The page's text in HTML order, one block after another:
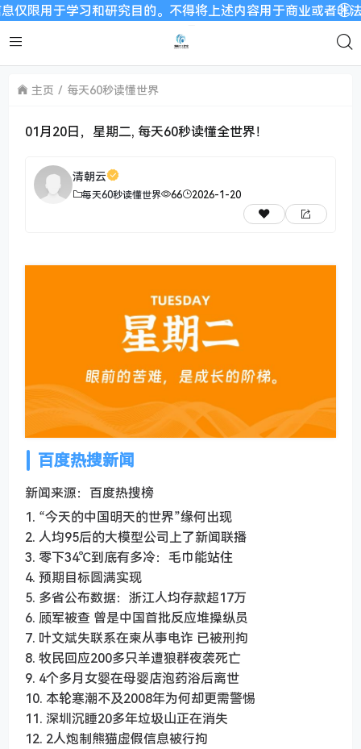
于学习和研究目的。不得将上述内容用于商业或者非法
主页 每天60秒读懂世界
01月20日，星期二, 每天60秒读懂全世界！
清朝云
每天60秒读懂世界 66 2026-1-20
百度热搜新闻
新闻来源：百度热搜榜
1. “今天的中国明天的世界”缘何出现
2. 人均95后的大模型公司上了新闻联播
3. 零下34℃到底有多冷：毛巾能站住
4. 预期目标圆满实现
5. 多省公布数据：浙江人均存款超17万
6. 顾军被查 曾是中国首批反应堆操纵员
7. 叶文斌失联系在柬从事电诈 已被刑拘
8. 牧民回应200多只羊遭狼群夜袭死亡
9. 4个多月女婴在母婴店泡药浴后离世
10. 本轮寒潮不及2008年为何却更需警惕
11. 深圳沉睡20多年垃圾山正在消失
12. 2人炮制熊猫虚假信息被行拘